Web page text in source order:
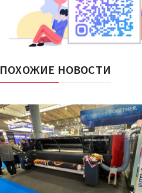
ПОХОЖИЕ НОВОСТИ